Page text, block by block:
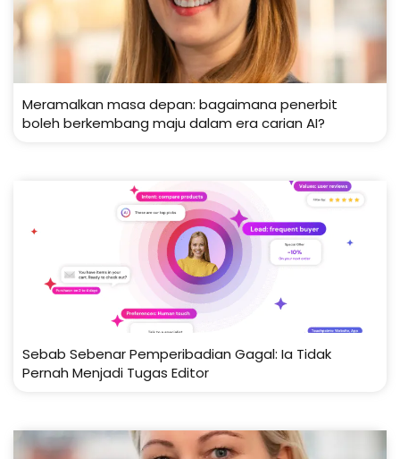
Meramalkan masa depan: bagaimana penerbit
boleh berkembang maju dalam era carian AI?
Sebab Sebenar Pemperibadian Gagal: Ia Tidak
Pernah Menjadi Tugas Editor